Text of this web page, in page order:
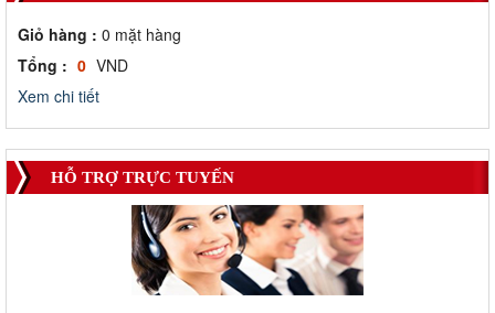
Giỏ hàng : 0 mặt hàng
Tổng : 0 VND
Xem chi tiết
HỖ TRỢ TRỰC TUYẾN